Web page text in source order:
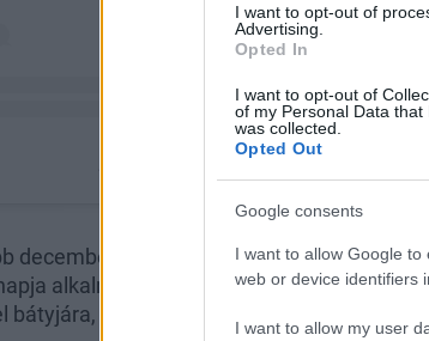
I want to opt-out of
Advertising.
Opted In
I want to opt-out of
of my Personal Data
was collected.
Opted Out
Google consents
I want to allow Google
web or device identifiers
I want to allow my user
decemberben posztolt elképesztően
alkalmából, amelyeken a virágos
bátyjára, majd hatalmas szeretettel öleli át